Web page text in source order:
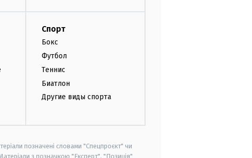
Спорт
Бокс
Футбол
Теннис
Биатлон
Другие виды спорта
позначені словами "Спецпроєкт" чи
з позначкою "Експерт", "Позиція"